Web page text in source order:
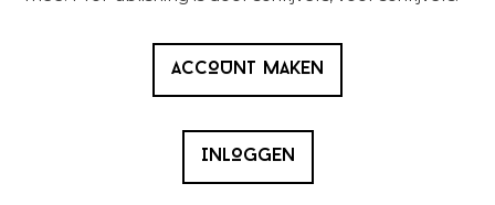
ACCOUNT MAKEN
INLOGGEN